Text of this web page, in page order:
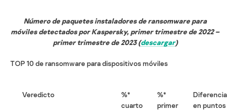
Número de paquetes instaladores de ransomware para
móviles detectados por Kaspersky, primer trimestre de 2022 –
primer trimestre de 2023 (descargar)
TOP 10 de ransomware para dispositivos móviles
Veredicto
%*
cuarto
%*
primer
Diferencia
en puntos